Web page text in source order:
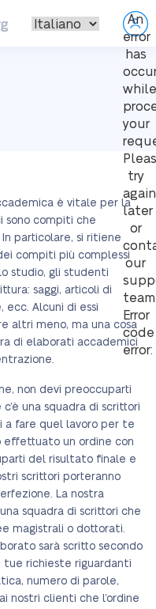
An
error
has
while
your
try
again
later
or
our
Error
code
error:
è vitale per la
sono compiti che
particolare, si ritiene
compiti più complessi
studio, gli studenti
saggi, articoli di
ecc. Alcuni di essi
altri meno, ma una cosa
di elaborati accademici
non devi preoccuparti
una squadra di scrittori
a fare quel lavoro per te
effettuato un ordine con
del risultato finale e
scrittori porteranno
La nostra
squadra di scrittori che
magistrali o dottorati.
sarà scritto secondo
tue richieste riguardanti
numero di parole,
nostri clienti che l’ordine